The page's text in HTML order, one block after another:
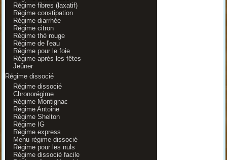
Régime fibres (laxatif)
Régime constipation
Régime diarrhée
Régime citron
Régime thé rouge
Régime de l'eau
Régime pour le foie
Régime après les fêtes
Jeûner
Régime dissocié
Régime dissocié
Chronorégime
Régime Montignac
Régime Antoine
Régime Shelton
Régime IG
Régime express
Menu régime dissocié
Régime pour les nuls
Régime dissocié facile